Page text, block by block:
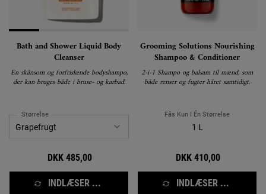
Bath and Shower Liquid Body
Cleanser
En skånsom og forfriskende bodyshampo,
der kan bruges både i bruse- og karbad.
Størrelse
DKK 485,00
INDLÆSER ...
Grooming Solutions Nourishing
Shampoo & Conditioner
2-i-1 Shampo og balsam til mænd, som
både renser og fugter håret samtidigt.
Fås Kun I Én Størrelse
1 L
DKK 410,00
INDLÆSER ...